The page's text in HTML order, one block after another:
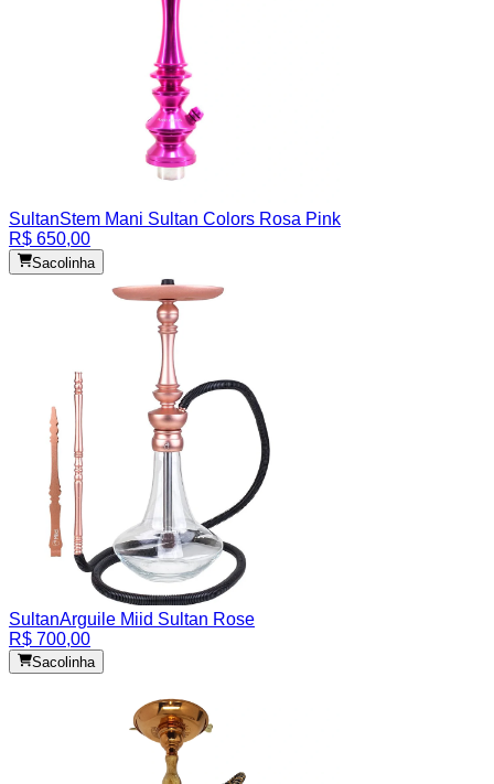
SultanStem Mani Sultan Colors Rosa Pink
R$ 650,00
Sacolinha
SultanArguile Miid Sultan Rose
R$ 700,00
Sacolinha